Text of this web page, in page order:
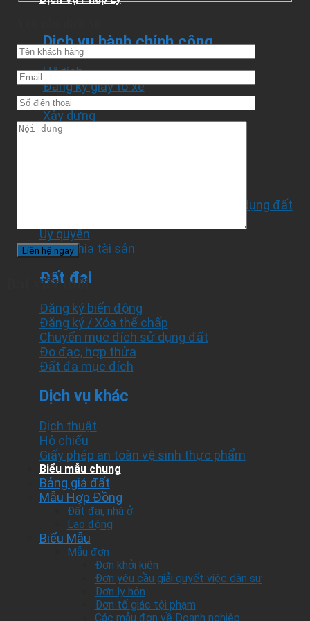
Dịch vụ hành chính công
Hộ tịch
Đăng ký giấy tờ xe
Đăng ký hộ kinh doanh
Xây dựng
Đăng ký thường trú, tạm trú
Hợp đồng chuyển nhượng quyền sử dụng đất
Ủy quyền
Phân chia tài sản
Đất đai
Đăng ký biến động
Đăng ký / Xóa thế chấp
Chuyển mục đích sử dụng đất
Đo đạc, hợp thửa
Đất đa mục đích
Dịch vụ khác
Dịch thuật
Hộ chiếu
Giấy phép an toàn vệ sinh thực phẩm
Biểu mẫu chung
Bảng giá đất
Mẫu Hợp Đồng
Đất đai, nhà ở
Lao động
Biểu Mẫu
Mẫu đơn
Đơn khởi kiện
Đơn yêu cầu giải quyết việc dân sự
Đơn ly hôn
Đơn tố giác tội phạm
Các mẫu đơn về Doanh nghiệp
Bài viết mới